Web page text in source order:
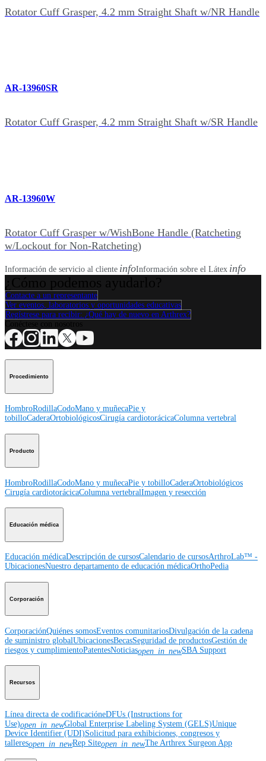
Rotator Cuff Grasper, 4.2 mm Straight Shaft w/NR Handle
AR-13960SR
Rotator Cuff Grasper, 4.2 mm Straight Shaft w/SR Handle
AR-13960W
Rotator Cuff Grasper w/WishBone Handle (Ratcheting
w/Lockout for Non-Ratcheting)
Información de servicio al cliente infoInformación sobre el Látex info
Contacte a un representante
Ver eventos, laboratorios y oportunidades educativas
Regístrese para recibir: ¿Qué hay de nuevo en Arthrex?
Procedimiento
HombroRodillaCodoMano y muñecaPie y
tobilloCaderaOrtobiológicosCirugía cardiotorácicaColumna vertebral
Producto
HombroRodillaCodoMano y muñecaPie y tobilloCaderaOrtobiológicos
Cirugía cardiotorácicaColumna vertebralImagen y resección
Educación médica
Educación médicaDescripción de cursosCalendario de cursosArthroLab™ -
UbicacionesNuestro departamento de educación médicaOrthoPedia
Corporación
CorporaciónQuiénes somosEventos comunitariosDivulgación de la cadena
de suministro globalUbicacionesBecasSeguridad de productosGestión de
riesgos y cumplimientoPatentesNoticiasopen_in_newSBA Support
Recursos
Línea directa de codificacióneDFUs (Instructions for
Use)open_in_newGlobal Enterprise Labeling System (GELS)Unique
Device Identifier (UDI)Solicitud para exhibiciones, congresos y
talleresopen_in_newRep Siteopen_in_newThe Arthrex Surgeon App